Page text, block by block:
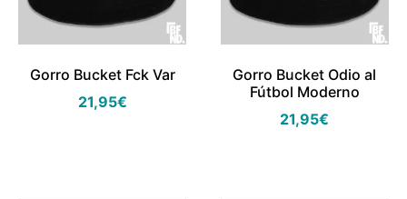
Gorro Bucket Fck Var
21,95€
Gorro Bucket Odio al
Fútbol Moderno
21,95€